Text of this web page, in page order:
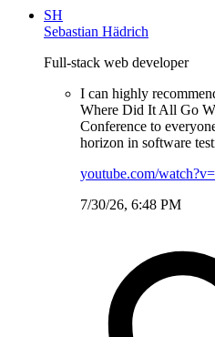
SH
Sebastian Hädrich
Full-stack web developer
I can highly
Where Did It All Go
Conference to
horizon in software
youtube.com/
7/30/26, 6:48 PM